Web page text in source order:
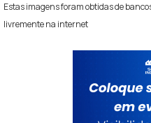
Estas imagens foram obtidas de
livremente na internet